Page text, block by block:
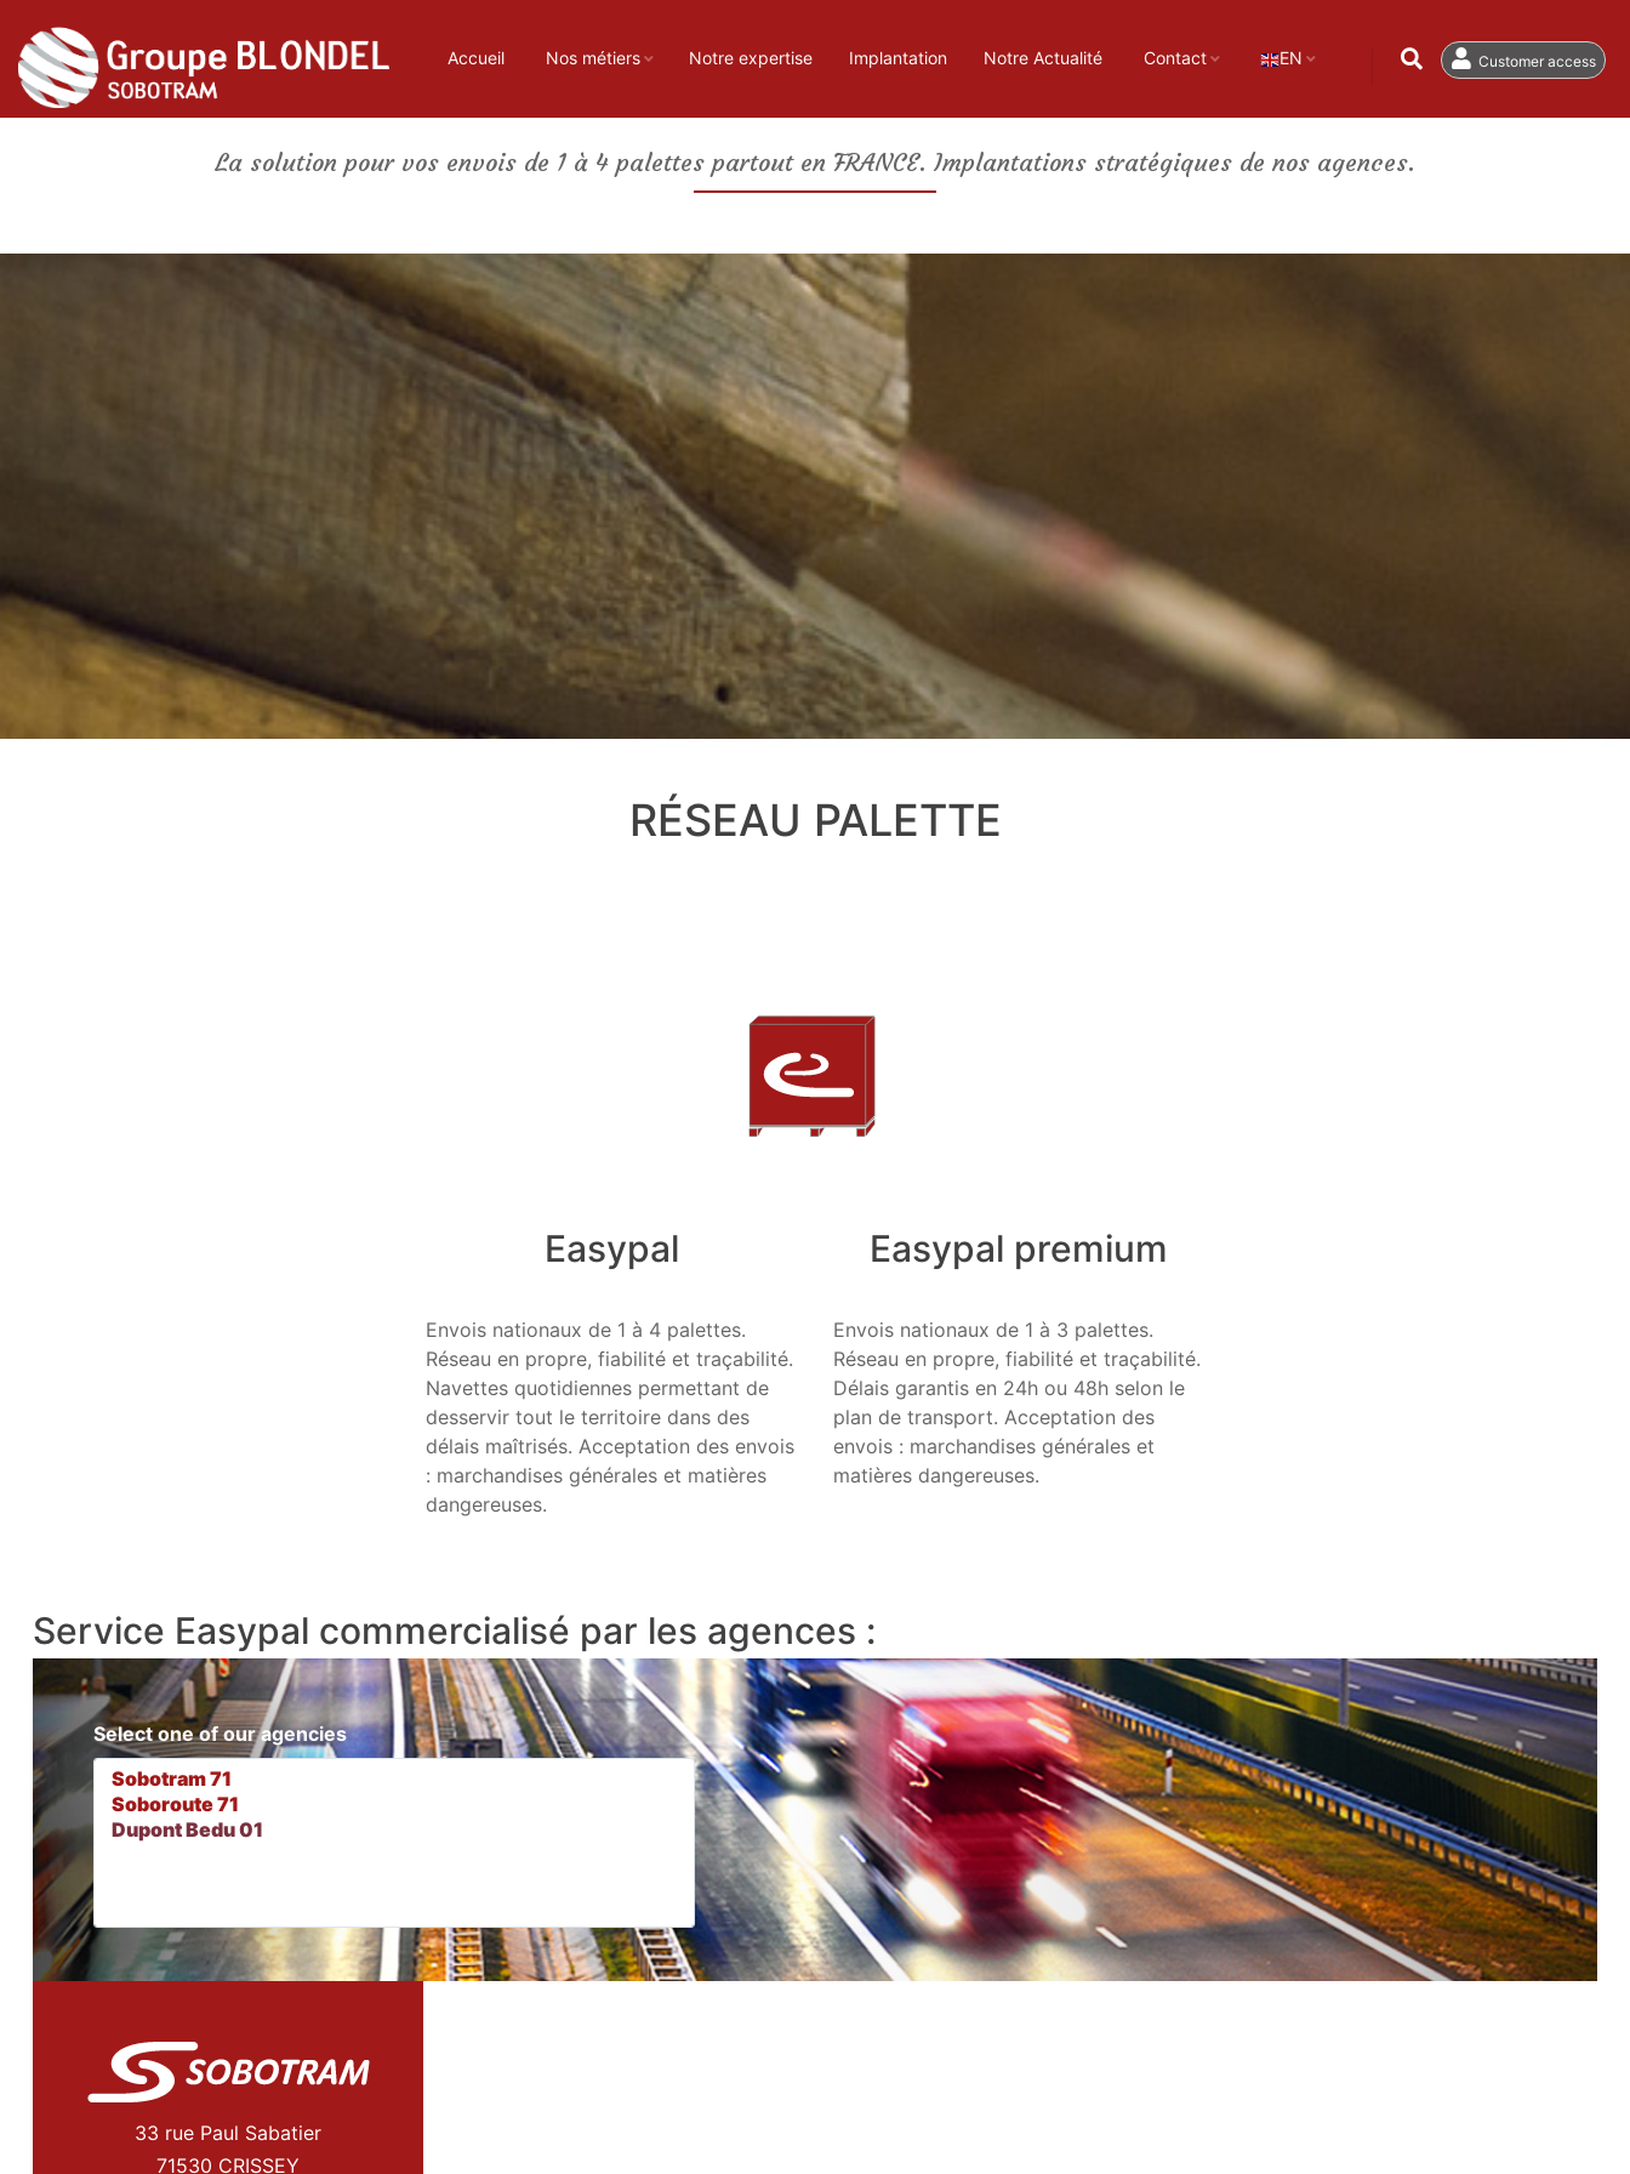
Customer access
Accueil Nos métiers Notre expertise Implantation Notre Actualité Contact EN
La solution pour vos envois de 1 à 4 palettes partout en FRANCE. Implantations stratégiques de nos agences.
RÉSEAU PALETTE
Easypal
Envois nationaux de 1 à 4 palettes.
Réseau en propre, fiabilité et traçabilité.
Navettes quotidiennes permettant de
desservir tout le territoire dans des
délais maîtrisés. Acceptation des envois
: marchandises générales et matières
dangereuses.
Easypal premium
Envois nationaux de 1 à 3 palettes.
Réseau en propre, fiabilité et traçabilité.
Délais garantis en 24h ou 48h selon le
plan de transport. Acceptation des
envois : marchandises générales et
matières dangereuses.
Service Easypal commercialisé par les agences :
Select one of our agencies
33 rue Paul Sabatier
71530 CRISSEY